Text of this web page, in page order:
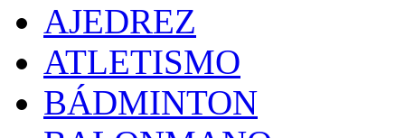
AJEDREZ
ATLETISMO
BÁDMINTON